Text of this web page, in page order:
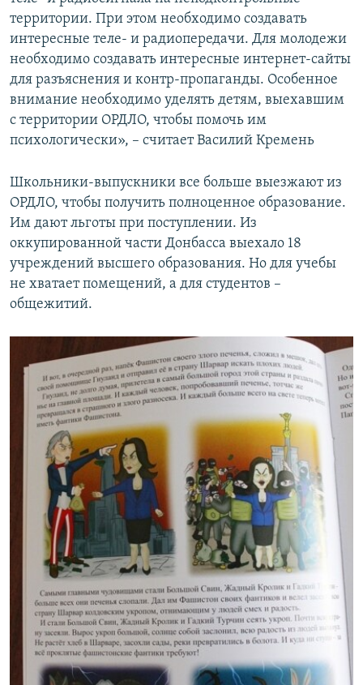
территории. При этом необходимо создавать
интересные теле- и радиопередачи. Для молодежи
необходимо создавать интересные интернет-сайты
для разъяснения и контр-пропаганды. Особенное
внимание необходимо уделять детям, выехавшим
с территории ОРДЛО, чтобы помочь им
психологически», – считает Василий Кремень
Школьники-выпускники все больше выезжают из
ОРДЛО, чтобы получить полноценное образование.
Им дают льготы при поступлении. Из
оккупированной части Донбасса выехало 18
учреждений высшего образования. Но для учебы
не хватает помещений, а для студентов –
общежитий.